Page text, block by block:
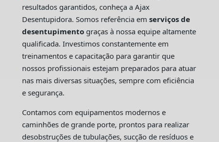
resultados garantidos, conheça a Ajax
Desentupidora. Somos referência em serviços de
desentupimentograças à nossa equipe altamente
qualificada. Investimos constantemente em
treinamentos e capacitação para garantir que
nossos profissionais estejam preparados para atuar
nas mais diversas situações, sempre com eficiência
e segurança.
Contamos com equipamentos modernos e
caminhões de grande porte, prontos para realizar
desobstruções de tubulações, sucção de resíduos e